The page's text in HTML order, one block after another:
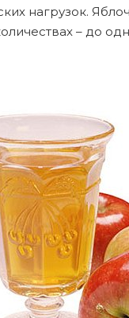
нaгрузок.
– дo